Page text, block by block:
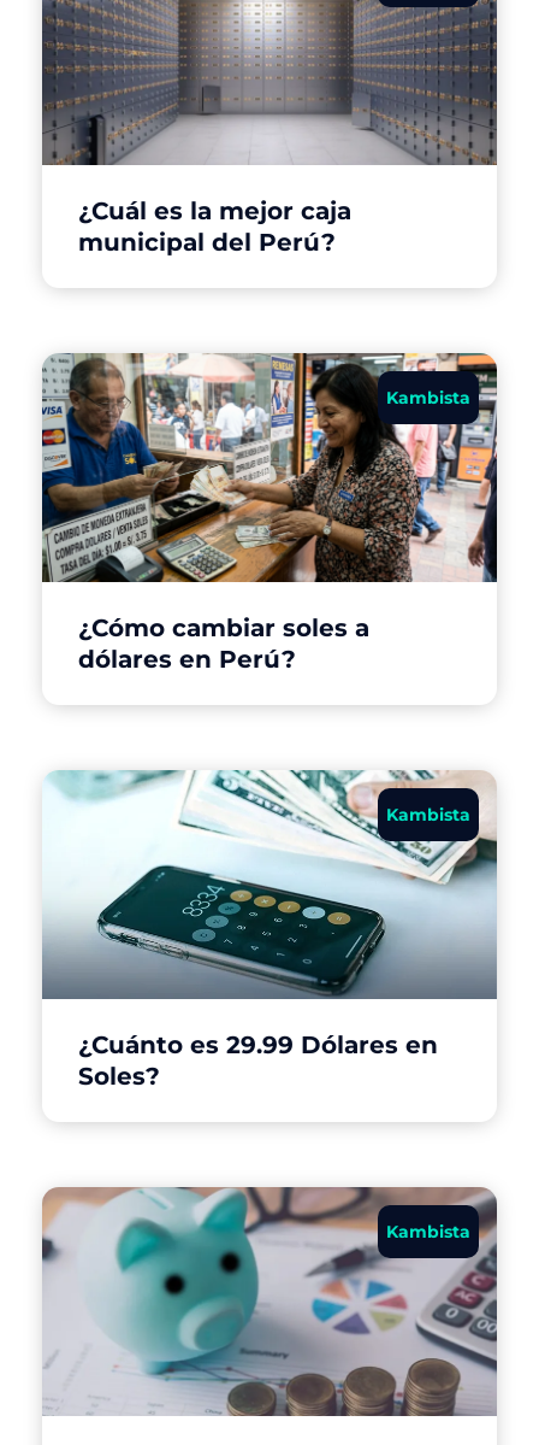
¿Cuál es la mejor caja
municipal del Perú?
Kambista
¿Cómo cambiar soles a
dólares en Perú?
Kambista
¿Cuánto es 29.99 Dólares en
Soles?
Kambista